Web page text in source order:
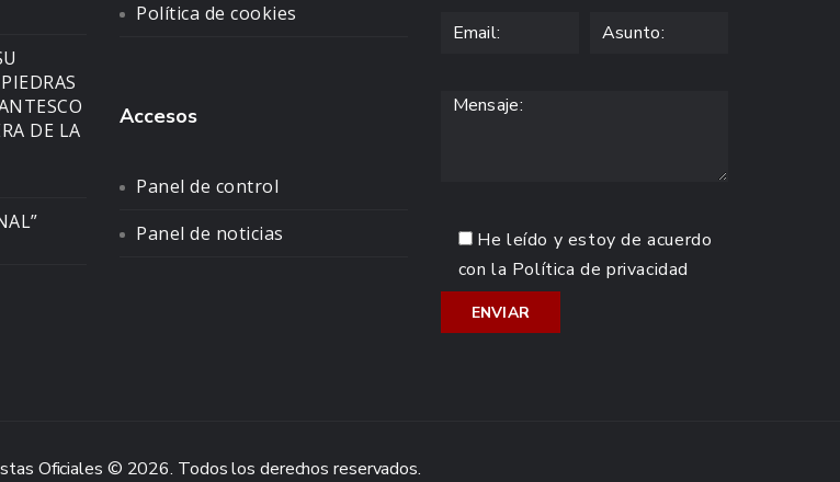
DE LA
Política de cookies
Accesos
Panel de control
Panel de noticias
He leído y estoy de acuerdo
con la Política de privacidad
Oficiales © 2026. Todos los derechos reservados.